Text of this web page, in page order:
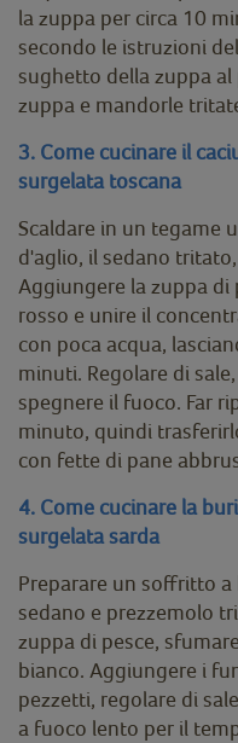
la zuppa per circa 10
secondo le istruzioni
sughetto della zuppa al
zuppa e mandorle
3. Come cucinare il
surgelata toscana
Scaldare in un tegame
d'aglio, il sedano
Aggiungere la zuppa di
rosso e unire il
con poca acqua,
minuti. Regolare di
spegnere il fuoco. Far
minuto, quindi
con fette di pane
4. Come cucinare la
surgelata sarda
Preparare un soffritto a
sedano e prezzemolo
zuppa di pesce,
bianco. Aggiungere i
pezzetti, regolare di
a fuoco lento per il